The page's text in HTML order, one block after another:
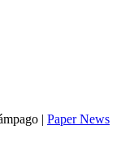
| Paper News